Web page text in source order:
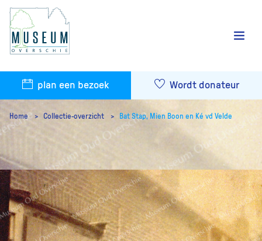
plan een bezoek Wordt donateur
Home Collectie-overzicht Bat Stap, Mien Boon en Ké vd Velde